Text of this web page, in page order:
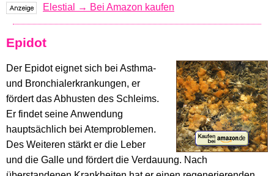
Elestial → Bei Amazon kaufen
Epidot
Der Epidot eignet sich bei Asthma-
und Bronchialerkrankungen, er
fördert das Abhusten des Schleims.
Er findet seine Anwendung
hauptsächlich bei Atemproblemen.
Des Weiteren stärkt er die Leber
und die Galle und fördert die Verdauung. Nach